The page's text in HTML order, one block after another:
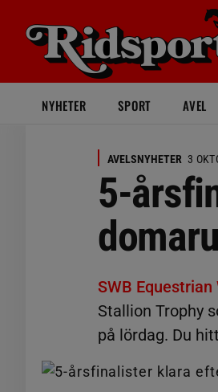
NYHETER SPORT AVEL
AVELSNYHETER 3
5-
SWB Equestrian
Stallion Trophy
på lördag. Du